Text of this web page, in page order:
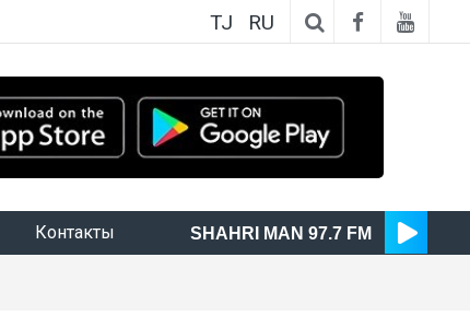
TJ RU
Контакты SHAHRI MAN 97.7 FM